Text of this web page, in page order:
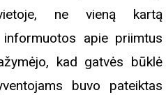
ne vieną kartą
apie priimtus
kad gatvės būklė
buvo pateiktas